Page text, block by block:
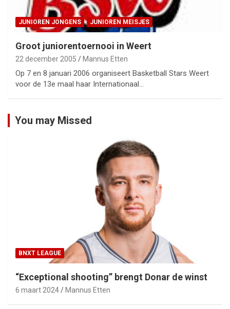
JUNIOREN JONGENS JUNIOREN MEISJES
Groot juniorentoernooi in Weert
22 december 2005 Mannus Etten
Op 7 en 8 januari 2006 organiseert Basketball Stars Weert
voor de 13e maal haar Internationaal…
You may Missed
BNXT LEAGUE
“Exceptional shooting” brengt Donar de winst
6 maart 2024 Mannus Etten